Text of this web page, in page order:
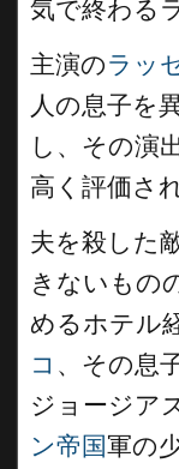
気で終わる
主演のラッ
人の息子を
し、その演
高く評価さ
夫を殺した
きないもの
めるホテル
コ 、その息
ジョージア
ン帝国軍の